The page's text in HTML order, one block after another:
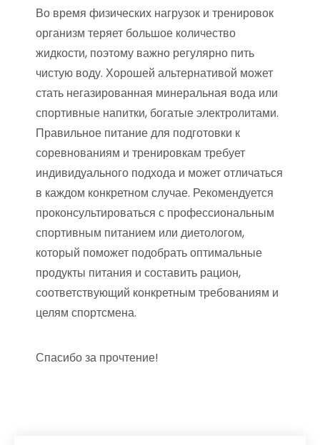
Во время физических нагрузок и тренировок
организм теряет большое количество
жидкости, поэтому важно регулярно пить
чистую воду. Хорошей альтернативой может
стать негазированная минеральная вода или
спортивные напитки, богатые электролитами.
Правильное питание для подготовки к
соревнованиям и тренировкам требует
индивидуального подхода и может отличаться
в каждом конкретном случае. Рекомендуется
проконсультироваться с профессиональным
спортивным питанием или диетологом,
который поможет подобрать оптимальные
продукты питания и составить рацион,
соответствующий конкретным требованиям и
целям спортсмена.
Спасибо за прочтение!